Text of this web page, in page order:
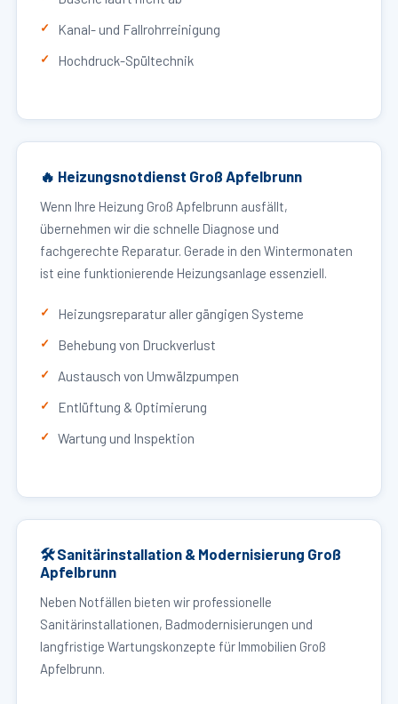
Kanal- und Fallrohrreinigung
Hochdruck-Spültechnik
🔥 Heizungsnotdienst Groß Apfelbrunn
Wenn Ihre Heizung Groß Apfelbrunn ausfällt,
übernehmen wir die schnelle Diagnose und
fachgerechte Reparatur. Gerade in den Wintermonaten
ist eine funktionierende Heizungsanlage essenziell.
Heizungsreparatur aller gängigen Systeme
Behebung von Druckverlust
Austausch von Umwälzpumpen
Entlüftung & Optimierung
Wartung und Inspektion
🛠 Sanitärinstallation & Modernisierung Groß
Apfelbrunn
Neben Notfällen bieten wir professionelle
Sanitärinstallationen, Badmodernisierungen und
langfristige Wartungskonzepte für Immobilien Groß
Apfelbrunn.